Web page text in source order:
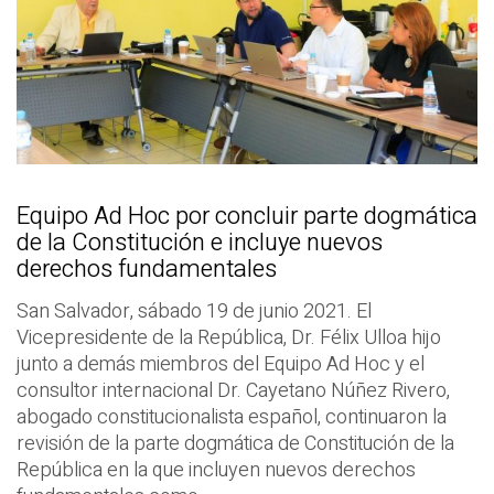
Equipo Ad Hoc por concluir parte dogmática
de la Constitución e incluye nuevos
derechos fundamentales
San Salvador, sábado 19 de junio 2021. El
Vicepresidente de la República, Dr. Félix Ulloa hijo
junto a demás miembros del Equipo Ad Hoc y el
consultor internacional Dr. Cayetano Núñez Rivero,
abogado constitucionalista español, continuaron la
revisión de la parte dogmática de Constitución de la
República en la que incluyen nuevos derechos